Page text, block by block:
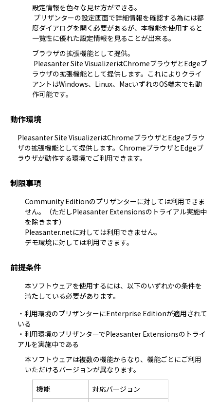
設定情報を色々な見せ方ができる。
度ダイアログを開く必要があるが、本機能を使用すると
一覧性に優れた設定情報を見ることが出来る。
ブラウザの拡張機能として提供。
ラウザの拡張機能として提供します。これによりクライ
アントはWindows、Linux、MacいずれのOS端末でも動
作可能です。
動作環境
Pleasanter Site VisualizerはChromeブラウザとEdgeブラウ
ザの拡張機能として提供します。ChromeブラウザとEdgeブ
ラウザが動作する環境でご利用できます。
制限事項
Community Editionのプリザンターに対しては利用できま
せん。（ただしPleasanter Extensionsの トライアル実施中
を除きます）
Pleasanter.netに対しては利用できません。
デモ環境に対しては利用できます。
前提条件
本ソフトウェアを使用するには、以下のいずれかの条件を
満たしている必要があります。
・利用環境のプリザンターにEnterprise Editionが適用されて
いる
・利用環境のプリザンターでPleasanter Extensionsの トライ
アルを実施中である
本ソフトウェアは複数の機能からなり、機能ごとにご利用
いただけるバージョンが異なります。
機能
対応バージョン